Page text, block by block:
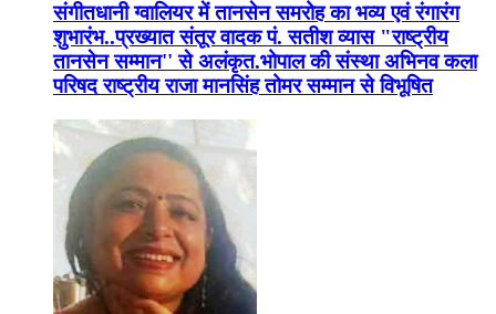
संगीतधानी ग्वालियर में तानसेन समरोह का भव्य एवं रंगारंग
शुभारंभ..प्रख्यात संतूर वादक पं. सतीश व्यास "राष्ट्रीय
तानसेन सम्मान'' से अलंकृत.भोपाल की संस्था अभिनव कला
परिषद राष्ट्रीय राजा मानसिंह तोमर सम्मान से विभूषित